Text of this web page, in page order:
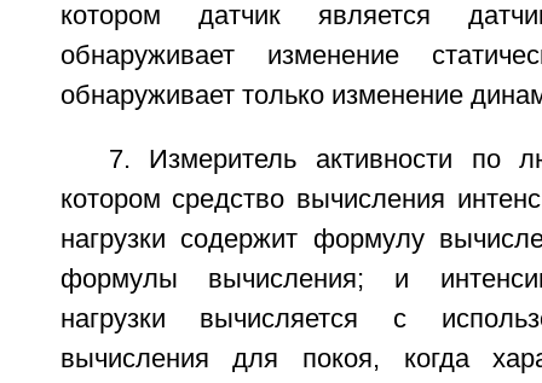
котором датчик является
обнаруживает изменение
обнаруживает только изменение
7. Измеритель активности по
котором средство вычисления
нагрузки содержит формулу
формулы вычисления; и
нагрузки вычисляется с
вычисления для покоя, когда